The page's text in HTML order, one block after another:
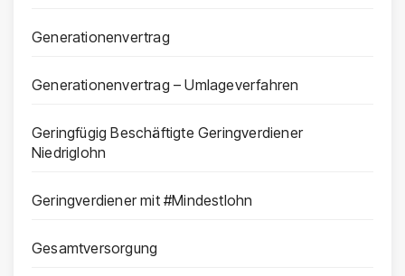
Generationenvertrag
Generationenvertrag – Umlageverfahren
Geringfügig Beschäftigte Geringverdiener
Niedriglohn
Geringverdiener mit #Mindestlohn
Gesamtversorgung